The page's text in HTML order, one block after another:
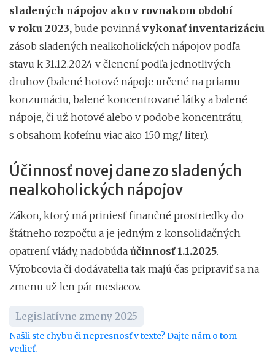
sladených nápojov ako v rovnakom období
v roku 2023, bude povinná vykonať inventarizáciu
zásob sladených nealkoholických nápojov podľa
stavu k 31.12.2024 v členení podľa jednotlivých
druhov (balené hotové nápoje určené na priamu
konzumáciu, balené koncentrované látky a balené
nápoje, či už hotové alebo v podobe koncentrátu,
s obsahom kofeínu viac ako 150 mg/ liter).
Účinnosť novej dane zo sladených
nealkoholických nápojov
Zákon, ktorý má priniesť finančné prostriedky do
štátneho rozpočtu a je jedným z konsolidačných
opatrení vlády, nadobúda účinnosť 1.1.2025.
Výrobcovia či dodávatelia tak majú čas pripraviť sa na
zmenu už len pár mesiacov.
Legislatívne zmeny 2025
Našli ste chybu či nepresnosť v texte? Dajte nám o tom
vedieť.